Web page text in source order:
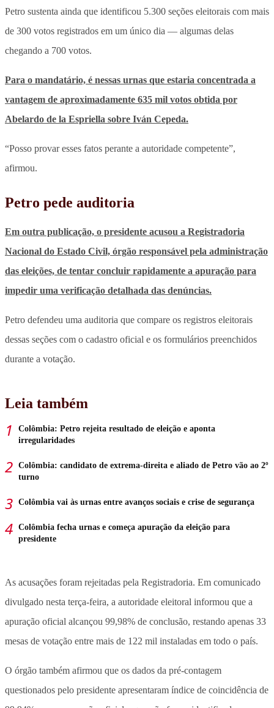
Petro sustenta ainda que identificou 5.300 seções eleitorais com mais
de 300 votos registrados em um único dia — algumas delas
chegando a 700 votos.
Para o mandatário, é nessas urnas que estaria concentrada a
vantagem de aproximadamente 635 mil votos obtida por
Abelardo de la Espriella sobre Iván Cepeda.
“Posso provar esses fatos perante a autoridade competente”,
afirmou.
Petro pede auditoria
Em outra publicação, o presidente acusou a Registradoria
Nacional do Estado Civil, órgão responsável pela administração
das eleições, de tentar concluir rapidamente a apuração para
impedir uma verificação detalhada das denúncias.
Petro defendeu uma auditoria que compare os registros eleitorais
dessas seções com o cadastro oficial e os formulários preenchidos
durante a votação.
Leia também
Colômbia: Petro rejeita resultado de eleição e aponta
irregularidades
Colômbia: candidato de extrema-direita e aliado de Petro vão ao 2º
turno
Colômbia vai às urnas entre avanços sociais e crise de segurança
Colômbia fecha urnas e começa apuração da eleição para
presidente
As acusações foram rejeitadas pela Registradoria. Em comunicado
divulgado nesta terça-feira, a autoridade eleitoral informou que a
apuração oficial alcançou 99,98% de conclusão, restando apenas 33
mesas de votação entre mais de 122 mil instaladas em todo o país.
O órgão também afirmou que os dados da pré-contagem
questionados pelo presidente apresentaram índice de coincidência de